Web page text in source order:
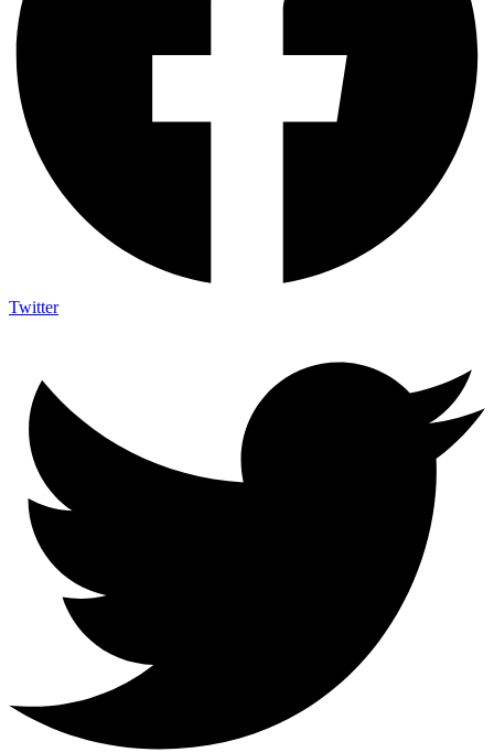
Twitter